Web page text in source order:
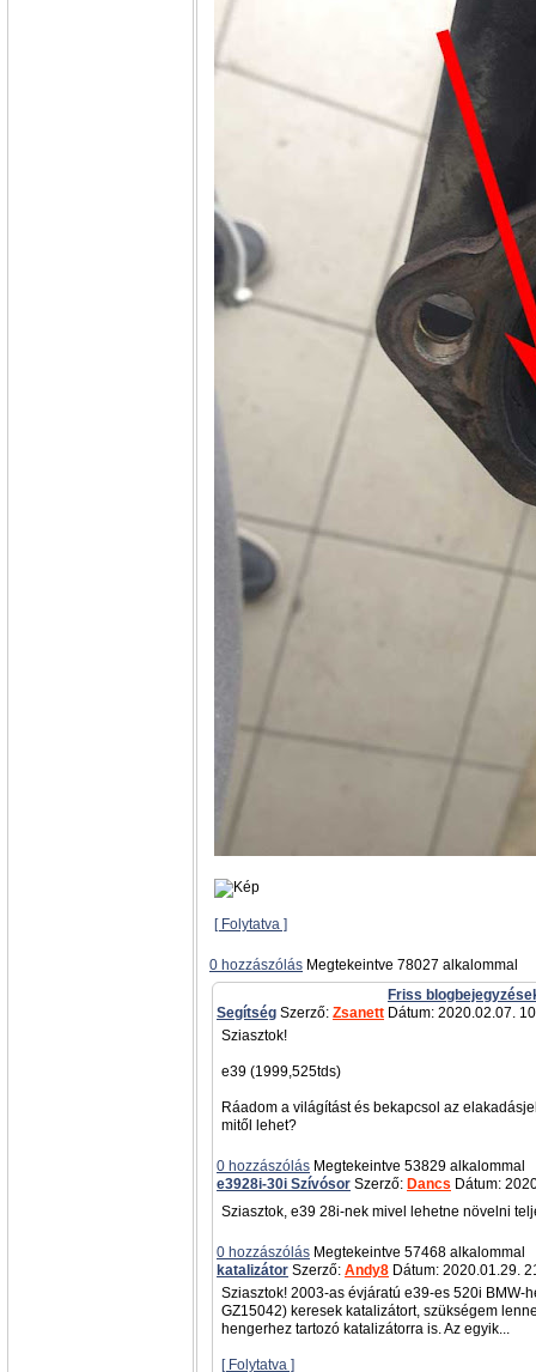
[ Folytatva ]
0 hozzászólás Megtekeintve 78027 alkalommal
Friss
Segítség Szerző: Zsanett Dátum: 2020.02.07.
Sziasztok!
e39 (1999,525tds)
Ráadom a világítást és bekapcsol az
mitől lehet?
0 hozzászólás Megtekeintve 53829 alkalommal
e3928i-30i Szívósor Szerző: Dancs Dátum:
Sziasztok, e39 28i-nek mivel lehetne növelni
0 hozzászólás Megtekeintve 57468 alkalommal
katalizátor Szerző: Andy8 Dátum: 2020.01.29.
Sziasztok! 2003-as évjáratú e39-es 520i BMW-
GZ15042) keresek katalizátort, szükségem
hengerhez tartozó katalizátorra is. Az egyik...
[ Folytatva ]